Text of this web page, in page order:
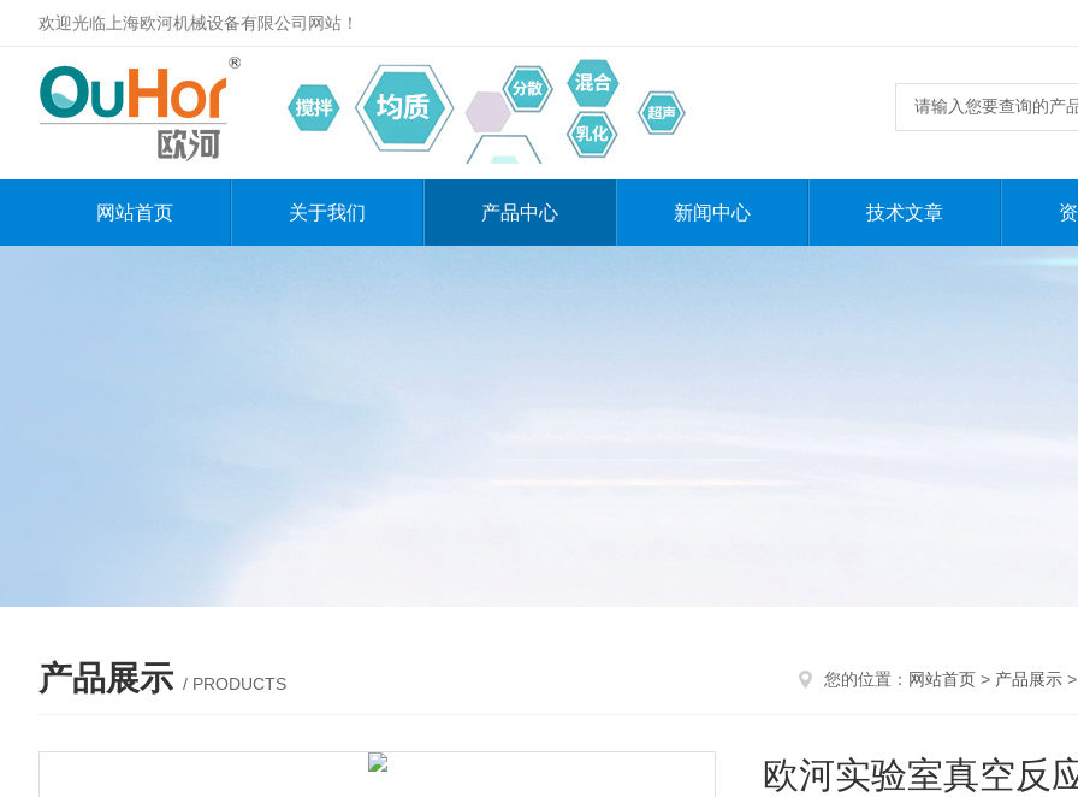
欢迎光临上海欧河机械设备有限公司网站！
网站首页 关于我们 产品中心 新闻中心 技术文章
产品展示 / PRODUCTS 您的位置： 网站首页 > 产品展示
欧河实验室真空反